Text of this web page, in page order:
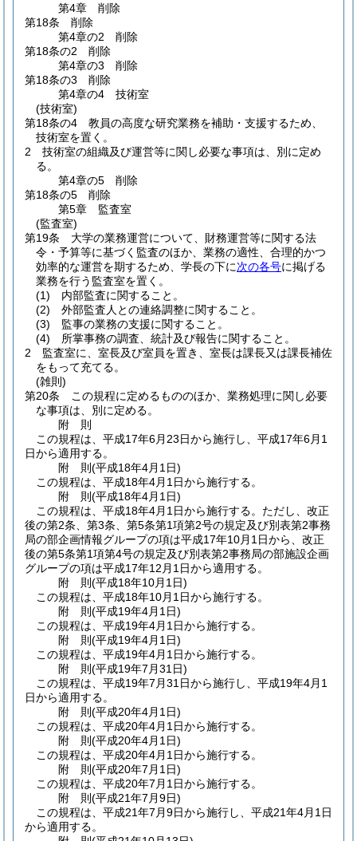
第4章
削除
第18条
削除
第4章の2
削除
第18条の2
削除
第4章の3
削除
第18条の3
削除
第4章の4
技術室
(技術室)
第18条の4
教員の高度な研究業務を補助・支援するため、
技術室を置く。
2
技術室の組織及び運営等に関し必要な事項は、別に定め
る。
第4章の5
削除
第18条の5
削除
第5章
監査室
(監査室)
第19条
大学の業務運営について、財務運営等に関する法
令・予算等に基づく監査のほか、業務の適性、合理的かつ
効率的な運営を期するため、学長の下に次の各号に掲げる
業務を行う監査室を置く。
(1)
内部監査に関すること。
(2)
外部監査人との連絡調整に関すること。
(3)
監事の業務の支援に関すること。
(4)
所掌事務の調査、統計及び報告に関すること。
2
監査室に、室長及び室員を置き、室長は課長又は課長補佐
をもって充てる。
(雑則)
第20条
この規程に定めるもののほか、業務処理に関し必要
な事項は、別に定める。
附 則
この規程は、平成17年6月23日から施行し、平成17年6月1
日から適用する。
附 則(平成18年4月1日)
この規程は、平成18年4月1日から施行する。
附 則(平成18年4月1日)
この規程は、平成18年4月1日から施行する。 ただし、改正
後の第2条、第3条、第5条第1項第2号の規定及び別表第2事務
局の部企画情報グループの項は平成17年10月1日から、改正
後の第5条第1項第4号の規定及び別表第2事務局の部施設企画
グループの項は平成17年12月1日から適用する。
附 則(平成18年10月1日)
この規程は、平成18年10月1日から施行する。
附 則(平成19年4月1日)
この規程は、平成19年4月1日から施行する。
附 則(平成19年4月1日)
この規程は、平成19年4月1日から施行する。
附 則(平成19年7月31日)
この規程は、平成19年7月31日から施行し、平成19年4月1
日から適用する。
附 則(平成20年4月1日)
この規程は、平成20年4月1日から施行する。
附 則(平成20年4月1日)
この規程は、平成20年4月1日から施行する。
附 則(平成20年7月1日)
この規程は、平成20年7月1日から施行する。
附 則(平成21年7月9日)
この規程は、平成21年7月9日から施行し、平成21年4月1日
から適用する。